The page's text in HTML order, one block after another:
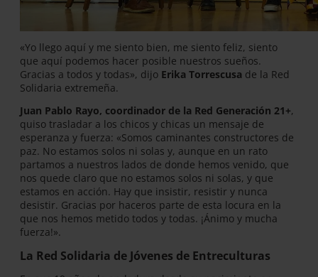
«Yo llego aquí y me siento bien, me siento feliz, siento
que aquí podemos hacer posible nuestros sueños.
Gracias a todos y todas», dijo Erika Torrescusa de la Red
Solidaria extremeña.
Juan Pablo Rayo, coordinador de la Red Generación 21+,
quiso trasladar a los chicos y chicas un mensaje de
esperanza y fuerza: «Somos caminantes constructores de
paz. No estamos solos ni solas y, aunque en un rato
partamos a nuestros lados de donde hemos venido, que
nos quede claro que no estamos solos ni solas, y que
estamos en acción. Hay que insistir, resistir y nunca
desistir. Gracias por haceros parte de esta locura en la
que nos hemos metido todos y todas. ¡Ánimo y mucha
fuerza!».
La Red Solidaria de Jóvenes de Entreculturas